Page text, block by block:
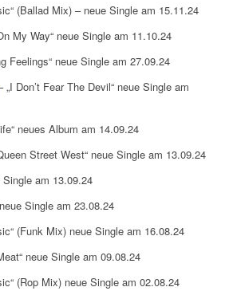
(Ballad Mix) – neue Single am 15.11.24
My Way“ neue Single am 11.10.24
Feelings“ neue Single am 27.09.24
„I Don’t Fear The Devil“ neue Single am
neues Album am 14.09.24
Street West“ neue Single am 13.09.24
am 13.09.24
Single am 23.08.24
(Funk Mix) neue Single am 16.08.24
neue Single am 09.08.24
(Rop Mix) neue Single am 02.08.24